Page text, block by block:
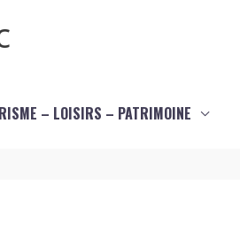
– LOISIRS – PATRIMOINE